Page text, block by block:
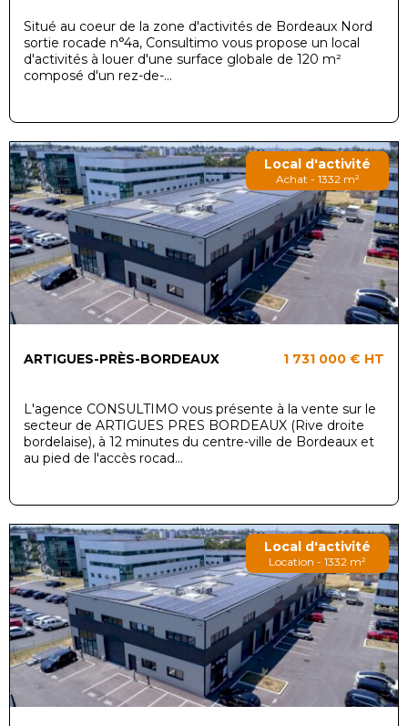
Situé au coeur de la zone d'activités de Bordeaux Nord
sortie rocade n°4a, Consultimo vous propose un local
d'activités à louer d'une surface globale de 120 m²
composé d'un rez-de-...
Local d'activité
Achat - 1332 m²
ARTIGUES-PRÈS-BORDEAUX 1 731 000 € HT
L'agence CONSULTIMO vous présente à la vente sur le
secteur de ARTIGUES PRES BORDEAUX (Rive droite
bordelaise), à 12 minutes du centre-ville de Bordeaux et
au pied de l'accès rocad...
Local d'activité
Location - 1332 m²